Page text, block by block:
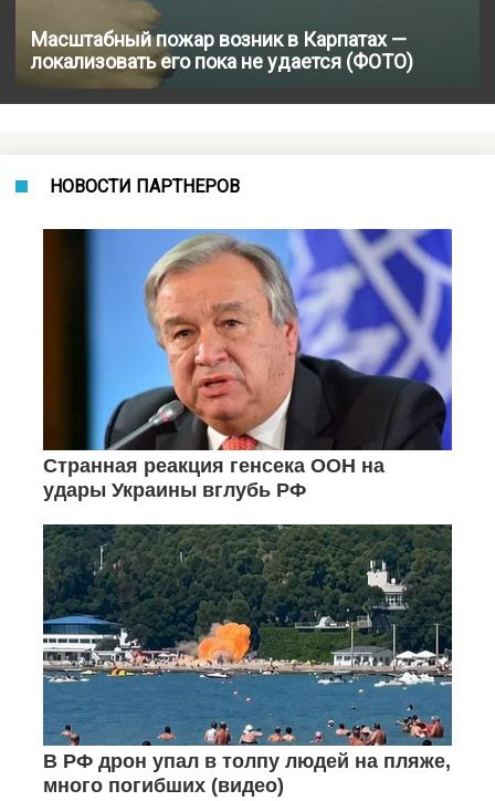
Масштабный пожар возник в Карпатах —
локализовать его пока не удается (ФОТО)
НОВОСТИ ПАРТНЕРОВ